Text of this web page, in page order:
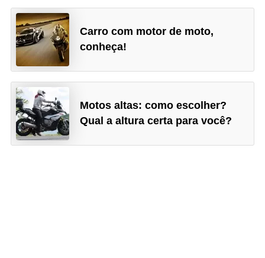
Carro com motor de moto,
conheça!
Motos altas: como escolher?
Qual a altura certa para você?